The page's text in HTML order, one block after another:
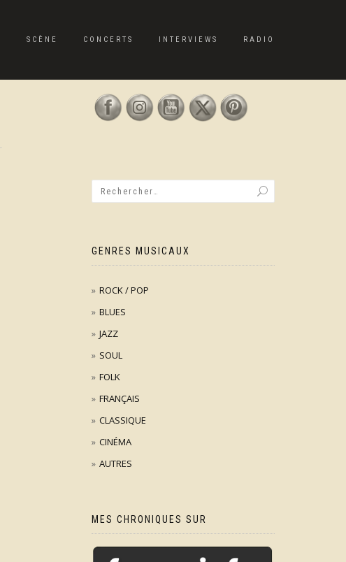
SCÈNE CONCERTS INTERVIEWS RADIO
GENRES MUSICAUX
ROCK / POP
BLUES
JAZZ
SOUL
FOLK
FRANÇAIS
CLASSIQUE
CINÉMA
AUTRES
MES CHRONIQUES SUR